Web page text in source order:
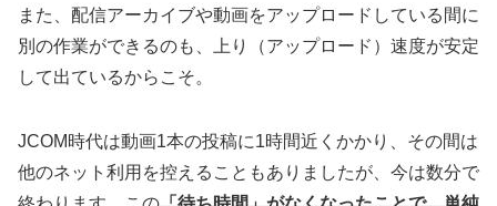
また、配信アーカイブや動画をアップロードしている間に
別の作業ができるのも、上り（アップロード）速度が安定
して出ているからこそ。
JCOM時代は動画1本の投稿に1時間近くかかり、その間は
他のネット利用を控えることもありましたが、今は数分で